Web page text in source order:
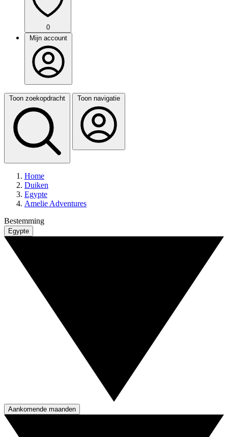
0
Mijn account
Toon zoekopdracht Toon navigatie
Home
Duiken
Egypte
Amelie Adventures
Bestemming
Egypte
Aankomende maanden